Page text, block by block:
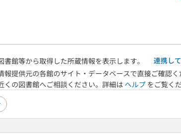
館等から取得した所蔵情報を表示します。
連携し
提供元の各館のサイト・データベースで直接ご確認
の図書館へご相談ください。詳細は ヘルプ をご覧く